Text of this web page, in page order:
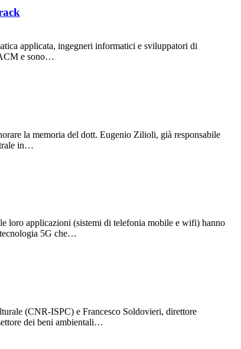
applicata, ingegneri informatici e sviluppatori di
e sono…
la memoria del dott. Eugenio Zilioli, già responsabile
in…
loro applicazioni (sistemi di telefonia mobile e wifi) hanno
tecnologia 5G che…
(CNR-ISPC) e Francesco Soldovieri, direttore
dei beni ambientali…